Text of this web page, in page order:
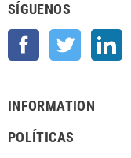
SÍGUENOS
Facebook Twitter
INFORMATION
POLÍTICAS